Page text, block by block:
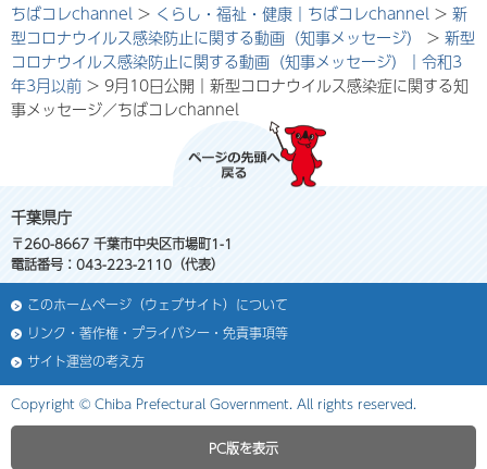
ちばコレchannel > くらし・福祉・健康｜ちばコレchannel > 新
型コロナウイルス感染防止に関する動画（知事メッセージ）
> 新型
コロナウイルス感染防止に関する動画（知事メッセージ）｜令和3
年3月以前 > 9月10日公開｜新型コロナウイルス感染症に関する知
事メッセージ／ちばコレchannel
千葉県庁
〒260-8667 千葉市中央区市場町1-1
電話番号：043-223-2110（代表）
このホームページ（ウェブサイト）について
リンク・著作権・プライバシー・免責事項等
サイト運営の考え方
Copyright © Chiba Prefectural Government. All rights reserved.
PC版を表示